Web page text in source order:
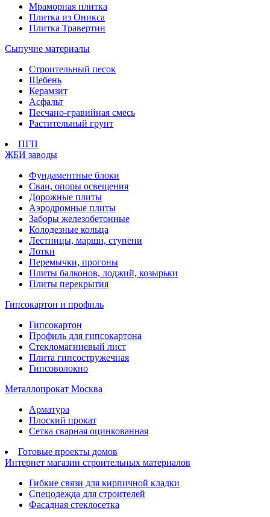
Мраморная плитка
Плитка из Оникса
Плитка Травертин
Сыпучие материалы
Строительный песок
Щебень
Керамзит
Асфальт
Песчано-гравийная смесь
Растительный грунт
ПГП
ЖБИ заводы
Фундаментные блоки
Сваи, опоры освещения
Дорожные плиты
Аэродромные плиты
Заборы железобетонные
Колодезные кольца
Лестницы, марши, ступени
Лотки
Перемычки, прогоны
Плиты балконов, лоджий, козырьки
Плиты перекрытия
Гипсокартон и профиль
Гипсокартон
Профиль для гипсокартона
Стекломагниевый лист
Плита гипсостружечная
Гипсоволокно
Металлопрокат Москва
Арматура
Плоский прокат
Сетка сварная оцинкованная
Готовые проекты домов
Интернет магазин строительных материалов
Гибкие связи для кирпичной кладки
Спецодежда для строителей
Фасадная стеклосетка